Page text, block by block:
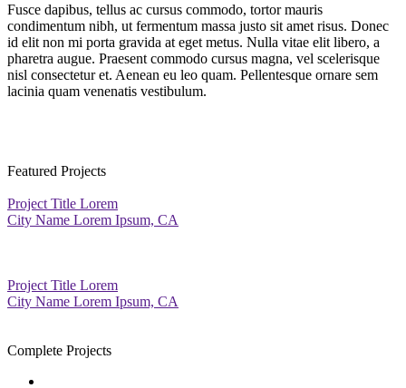
Fusce dapibus, tellus ac cursus commodo, tortor mauris
condimentum nibh, ut fermentum massa justo sit amet risus. Donec
id elit non mi porta gravida at eget metus. Nulla vitae elit libero, a
pharetra augue. Praesent commodo cursus magna, vel scelerisque
nisl consectetur et. Aenean eu leo quam. Pellentesque ornare sem
lacinia quam venenatis vestibulum.
Featured Projects
Project Title Lorem
City Name Lorem Ipsum, CA
Project Title Lorem
City Name Lorem Ipsum, CA
Complete Projects